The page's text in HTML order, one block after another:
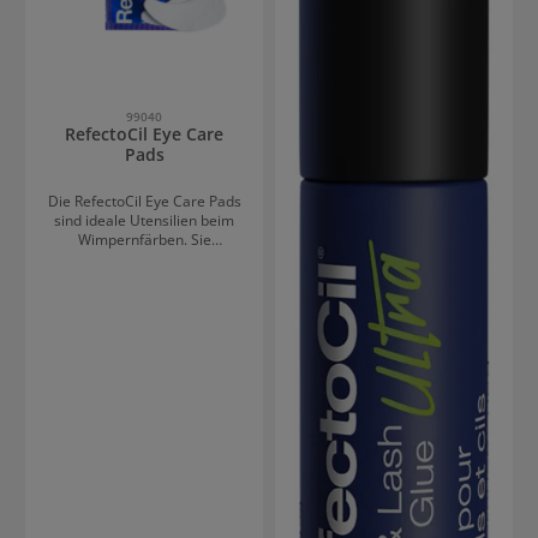
Der dünne, abgeschrägte
sowie zeitsparende
sich perfekt der Lidform an
und garantieren ein
müheloses Anbringen.
Verkürzte Einwirkzeiten: Brow
& Lash Perm und Neutralizer
benötigen nur 6 + 4 Minuten,
was die Behandlungsdauer
deutlich reduziert. Inhalt des
du für 36 Anwendungen
benötigst: 2x Brow & Lash
Perm (je 3,5 ml) 2x
Neutralizer (je 3,5 ml) 1x
Ultra Glue 1x Eyelash Lifter
2x Pinsel 2x
Anwendungsschälchen Lifting
99040
RefectoCil Eye Care
Pads
Die RefectoCil Eye Care Pads
sind ideale Utensilien beim
Wimpernfärben. Sie